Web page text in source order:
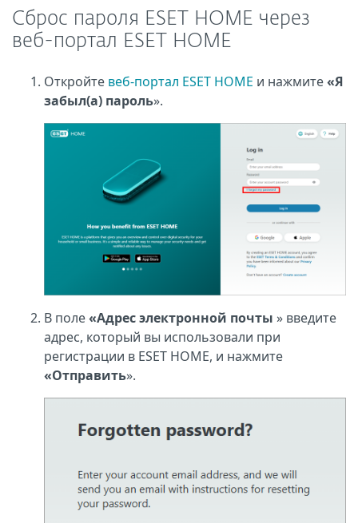
Сброс пароля ESET HOME через
веб-портал ESET HOME
Откройте веб-портал ESET HOME и нажмите«Я
забыл(а) пароль».
В поле«Адрес электронной почты » введите
адрес, который вы использовали при
регистрации в ESET HOME, и нажмите
«Отправить».